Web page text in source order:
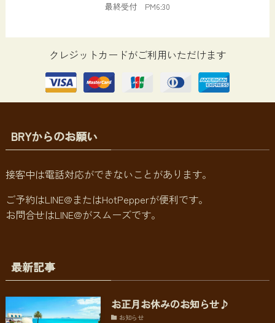
最終受付 PM6:30
クレジットカードがご利用いただけます
BRYからのお願い
接客中は電話対応ができないことがあります。
ご予約はLINE@またはHotPepperが便利です。
お問合せはLINE@がスムーズです。
最新記事
お正月お休みのお知らせ♪
お知らせ